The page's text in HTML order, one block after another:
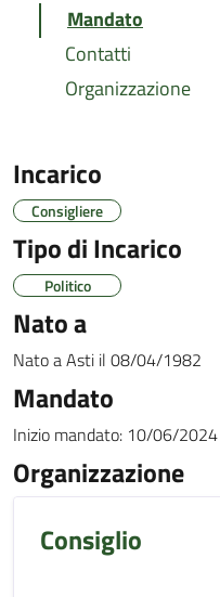
Mandato
Contatti
Organizzazione
Incarico
Consigliere
Tipo di Incarico
Politico
Nato a
Nato aAsti il 08/04/1982
Mandato
Inizio mandato: 10/06/2024
Organizzazione
Consiglio